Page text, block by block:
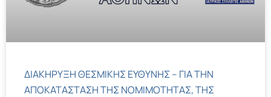
ΔΙΑΚΗΡΥΞΗ ΘΕΣΜΙΚΗΣ ΕΥΘΥΝΗΣ – ΓΙΑ ΤΗΝ
ΑΠΟΚΑΤΑΣΤΑΣΗ ΤΗΣ ΝΟΜΙΜΟΤΗΤΑΣ, ΤΗΣ